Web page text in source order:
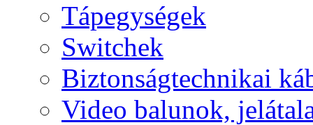
Tápegységek
Switchek
Biztonságtechnikai
Video balunok,